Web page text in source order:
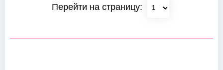
Перейти на страницу: